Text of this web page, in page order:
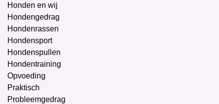
Honden en wij
Hondengedrag
Hondenrassen
Hondensport
Hondenspullen
Hondentraining
Opvoeding
Praktisch
Probleemgedrag